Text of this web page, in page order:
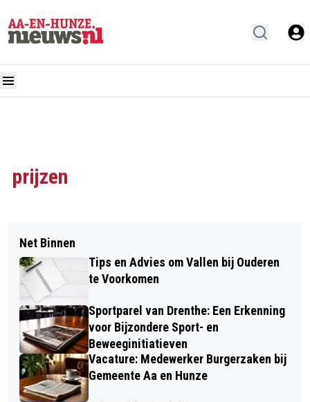
prijzen
Net Binnen
Tips en Advies om Vallen bij Ouderen
te Voorkomen
Sportparel van Drenthe: Een Erkenning
voor Bijzondere Sport- en
Beweeginitiatieven
Vacature: Medewerker Burgerzaken bij
Gemeente Aa en Hunze